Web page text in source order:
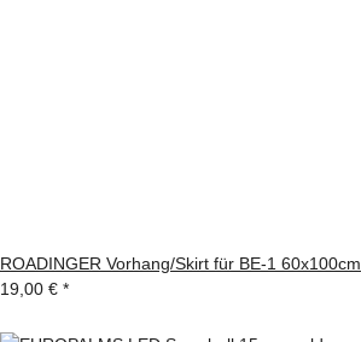
ROADINGER Vorhang/Skirt für BE-1 60x100cm
19,00 € *